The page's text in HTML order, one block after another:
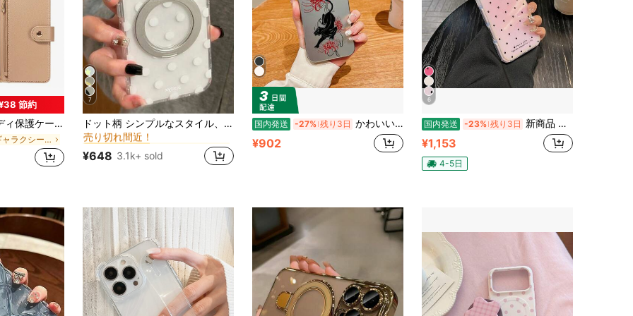
節約
、A56、NOTE 14 PRO 5G (国際版)、メイクアップミラー付き携帯電話保護カバー
に ギャラクシーA55 フリップ式携帯電話ケース
7
ドット柄 シンプルなスタイル、シルバーメッキ、360度回転スタンド付きスマホケース。iPhone 17 Pro Max、17 Pro、16 Pro、16 Pro Max、15 Pro Max、15 Pro、14 Pro Max、14 Pro、13 Pro Max、13 12 Pro Max、14 15 16 Plus、11に対応。クリアで透明なソフトカバーシェル。
#1 ベストセラー に りんご スタンド型スマホケース
売り切れ間近！
#1 ベストセラー
売り切れ間近！
#1 ベストセラー
売り切れ間近！
#1 ベストセラー に りんご スタンド型スマホケース
¥648 3.1k+ sold
国内発送 -27% 残り3日 かわいいスマホケース黑豹 彼岸花友人、恋人、そして自分自身への贈り物に最適 7 すまほケース スマホケース ギャル Galaxy S25 Ultra/16 Plus/Galaxy S22 Ultra/Galaxy S24/15/12 Pro Max/15 Plus/Galaxy S23 FE/14 Pro/Galaxy S22/8/11 Pro/16/15 Pro Max/15 Pro/ 13 Mini/Galaxy S25 Plus/13 Pro Max/16 Pro Max/16 Pro/12/Galaxy S23 Ultra/Galaxy S24+/Air/16e/14 Pro Max/12 Mini/12 Pro/ 13/17 Pro/14/17 Pro Max/Galaxy S25/11 Pro Max/ 13 pro/Galaxy S23/Galaxy S23+/17e/17/Galaxy S22 Plus/11
¥902
6
国内発送 -23% 残り3日 新商品 かわいい スマホケース 人気 携帯ケース 耐衝撃 落下防止 高級感 スマホケース iPhone17/17pro/17promax/16/16pro/16promax/15/15pro/15promax/14/14pro/14promax/13/13pro/13promax/12/12pro/12promax/11ケース対応 全機種 スタンド 全体保護 携帯電話ケース
¥1,153
4-5日